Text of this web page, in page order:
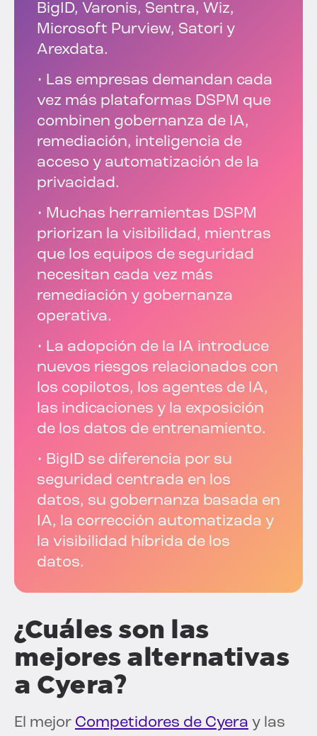
BigID, Varonis, Sentra, Wiz,
Microsoft Purview, Satori y
Arexdata.
• Las empresas demandan cada
vez más plataformas DSPM que
combinen gobernanza de IA,
remediación, inteligencia de
acceso y automatización de la
privacidad.
• Muchas herramientas DSPM
priorizan la visibilidad, mientras
que los equipos de seguridad
necesitan cada vez más
remediación y gobernanza
operativa.
• La adopción de la IA introduce
nuevos riesgos relacionados con
los copilotos, los agentes de IA,
las indicaciones y la exposición
de los datos de entrenamiento.
• BigID se diferencia por su
seguridad centrada en los
datos, su gobernanza basada en
IA, la corrección automatizada y
la visibilidad híbrida de los
datos.
¿Cuáles son las
mejores alternativas
a Cyera?
El mejor Competidores de Cyera y las